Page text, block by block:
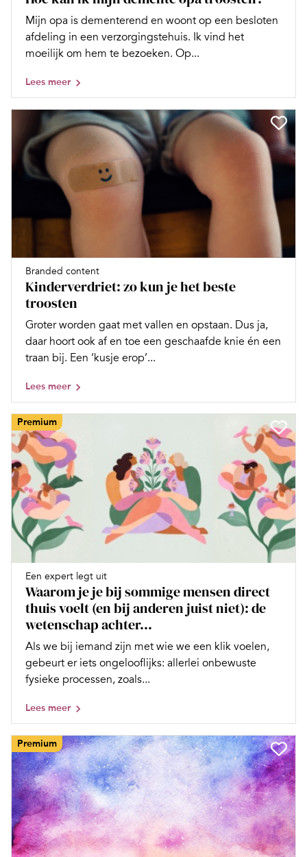
Mijn opa is dementerend en woont op een besloten
afdeling in een verzorgingstehuis. Ik vind het
moeilijk om hem te bezoeken. Op...
Lees meer
Branded content
Kinderverdriet: zo kun je het beste
troosten
Groter worden gaat met vallen en opstaan. Dus ja,
daar hoort ook af en toe een geschaafde knie én een
traan bij. Een ‘kusje erop’...
Lees meer
Premium
Een expert legt uit
Waarom je je bij sommige mensen direct
thuis voelt (en bij anderen juist niet): de
wetenschap achter...
Als we bij iemand zijn met wie we een klik voelen,
gebeurt er iets ongelooflijks: allerlei onbewuste
fysieke processen, zoals...
Lees meer
Premium